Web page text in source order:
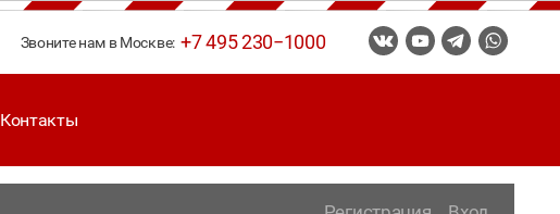
Звоните нам в Москве:+7 495 230−1000
Контакты